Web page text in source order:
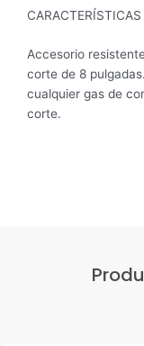
CARACTERÍSTICAS
Accesorio
corte de 8
cualquier gas de
corte.